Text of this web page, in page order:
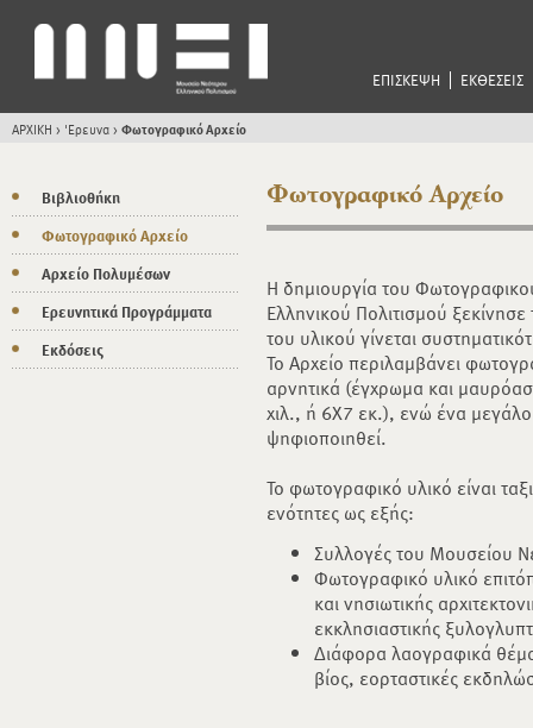
ΕΠΙΣΚΕΨΗ ΕΚΘΕΣΕΙΣ
ΑΡΧΙΚΗ > 'Ερευνα> Φωτογραφικό Αρχείο
Βιβλιοθήκη
Φωτογραφικό Αρχείο
Αρχείο Πολυμέσων
Ερευνητικά Προγράμματα
Εκδόσεις
Φωτογραφικό Αρχείο
Η δημιουργία του
Ελληνικού Πολιτισμού
του υλικού γίνεται
Το Αρχείο περιλαμβάνει
αρνητικά (έγχρωμα και
χιλ., ή 6Χ7 εκ.), ενώ ένα
ψηφιοποιηθεί.
Το φωτογραφικό υλικό είναι
ενότητες ως εξής:
Συλλογές του Μουσείου
Φωτογραφικό υλικό
και νησιωτικής
εκκλησιαστικής
Διάφορα λαογραφικά
βίος, εορταστικές